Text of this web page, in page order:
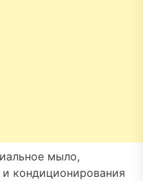
мыло,
кондиционирования